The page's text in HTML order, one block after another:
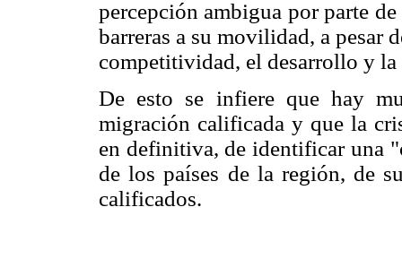
percepción ambigua por parte
barreras a su movilidad, a pesar
competitividad, el desarrollo y
De esto se infiere que hay
migración calificada y que la
en definitiva, de identificar una
de los países de la región, de
calificados.